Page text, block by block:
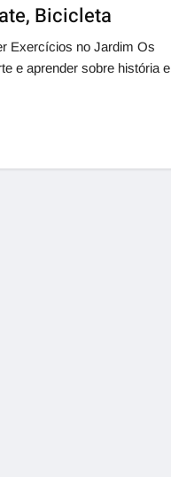
Bicicleta
Exercícios no Jardim Os
e aprender sobre história e